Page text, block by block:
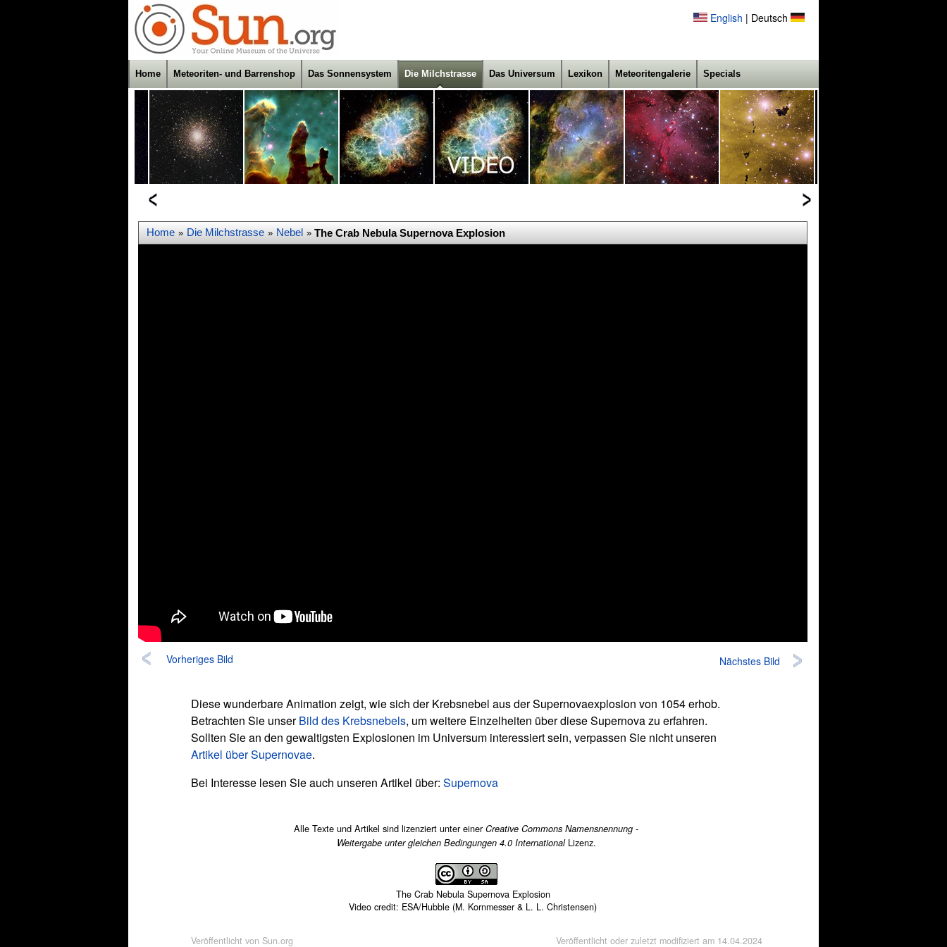
English | Deutsch
Home Meteoriten- und Barrenshop Das Sonnensystem Die Milchstrasse Das Universum Lexikon Meteoritengalerie Specials
Home » Die Milchstrasse » Nebel » The Crab Nebula Supernova Explosion
Vorheriges Bild Nächstes Bild
Diese wunderbare Animation zeigt, wie sich der Krebsnebel aus der Supernovaexplosion von 1054 erhob.
Betrachten Sie unserBild des Krebsnebels, um weitere Einzelheiten über diese Supernova zu erfahren.
Sollten Sie an den gewaltigsten Explosionen im Universum interessiert sein, verpassen Sie nicht unseren
Artikel über Supernovae.
Bei Interesse lesen Sie auch unseren Artikel über: Supernova
Alle Texte und Artikel sind lizenziert unter einerCreative Commons Namensnennung -
Weitergabe unter gleichen Bedingungen 4.0 InternationalLizenz.
The Crab Nebula Supernova Explosion
Video credit: ESA/Hubble (M. Kornmesser & L. L. Christensen)
Veröffentlicht von Sun.org Veröffentlicht oder zuletzt modifiziert am 14.04.2024